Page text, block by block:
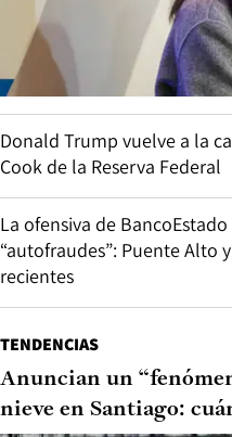
Donald Trump vuelve a la
Cook de la Reserva Federal
La ofensiva de
“autofraudes”: Puente Alto
recientes
TENDENCIAS
Anuncian un
nieve en Santiago: